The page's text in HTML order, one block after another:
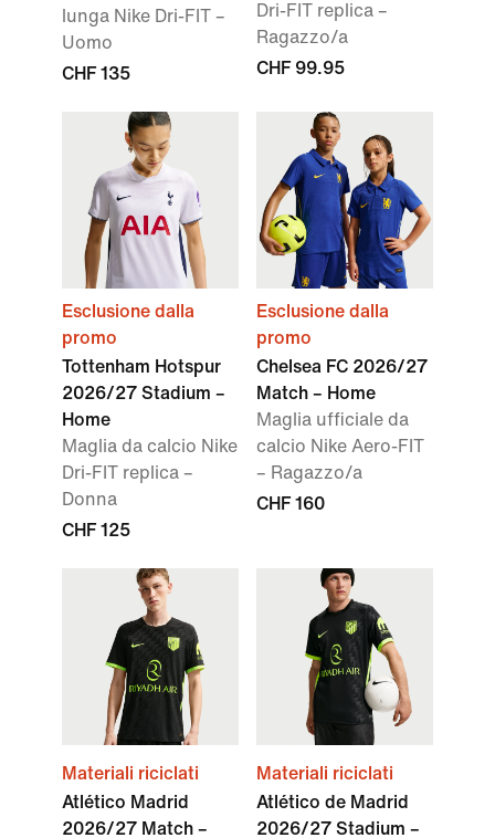
lunga Nike Dri-FIT –
Uomo
CHF 135
Dri-FIT replica –
Ragazzo/a
CHF 99.95
Esclusione dalla
promo
Tottenham Hotspur
2026/27 Stadium –
Home
Maglia da calcio Nike
Dri-FIT replica –
Donna
CHF 125
Esclusione dalla
promo
Chelsea FC 2026/27
Match – Home
Maglia ufficiale da
calcio Nike Aero-FIT
– Ragazzo/a
CHF 160
Materiali riciclati
Atlético Madrid
2026/27 Match –
Materiali riciclati
Atlético de Madrid
2026/27 Stadium –